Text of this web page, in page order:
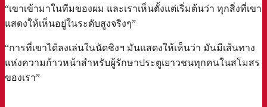
“เขาเข้ามาในทีมของผม และเราเห็นตั้งแต่เริ่มต้นว่า ทุกสิ่งที่เขา
แสดงให้เห็นอยู่ในระดับสูงจริงๆ”
“การที่เขาได้ลงเล่นในนัดชิงฯ มันแสดงให้เห็นว่า มันมีเส้นทาง
แห่งความก้าวหน้าสำหรับผู้รักษาประตูเยาวชนทุกคนในสโมสร
ของเรา”